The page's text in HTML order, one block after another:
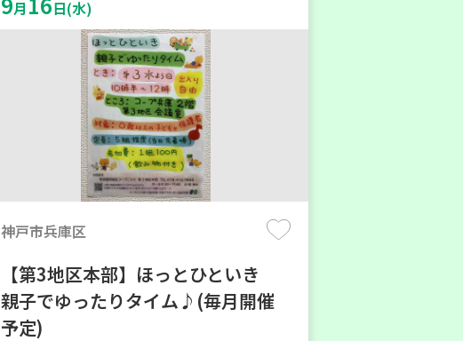
月 日(水)
神戸市兵庫区
【第3地区本部】ほっとひといき
親子でゆったりタイム♪(毎月開催
予定)